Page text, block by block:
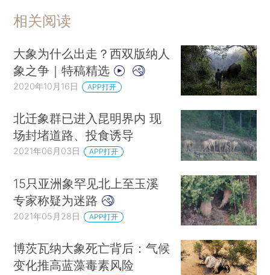
相关阅读
大象为什么出走？西双版纳人
象之争｜特稿精选
2020年10月16日 APP打开
北迁象群已进入昆明界内 现
场封堵道路、投食诱导
2021年06月03日 APP打开
15只亚洲象罕见北上至玉溪
专家称疑为迷路
2021年05月28日 APP打开
博茨瓦纳大象死亡背后：气候
变化推高蓝藻毒素风险